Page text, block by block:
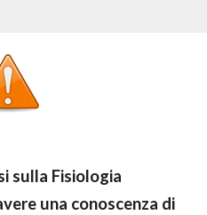
sulla Fisiologia
una conoscenza di